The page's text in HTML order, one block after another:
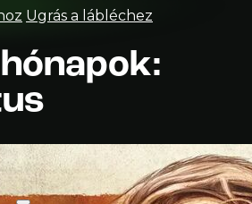
Ugrás a lábléchez